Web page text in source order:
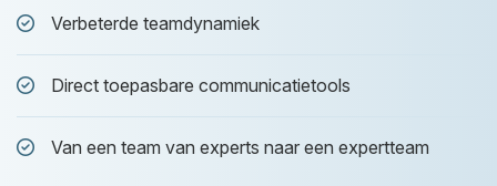
Verbeterde teamdynamiek
Direct toepasbare communicatietools
Van een team van experts naar een expertteam